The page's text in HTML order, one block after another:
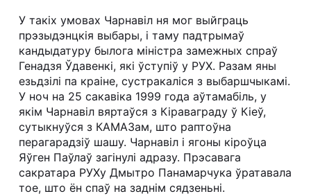
У такіх умовах Чарнавіл ня мог выйграць
прэзыдэнцкія выбары, і таму падтрымаў
кандыдатуру былога міністра замежных спраў
Генадзя Ўдавенкі, які ўступіў у РУХ. Разам яны
езьдзілі па краіне, сустракаліся з выбаршчыкамі.
У ноч на 25 сакавіка 1999 года аўтамабіль, у
якім Чарнавіл вяртаўся з Кіраваграду ў Кіеў,
сутыкнуўся з КАМАЗам, што раптоўна
перагарадзіў шашу. Чарнавіл і ягоны кіроўца
Яўген Паўлаў загінулі адразу. Прэсавага
сакратара РУХу Дмытро Панамарчука ўратавала
тое, што ён спаў на заднім сядзеньні.